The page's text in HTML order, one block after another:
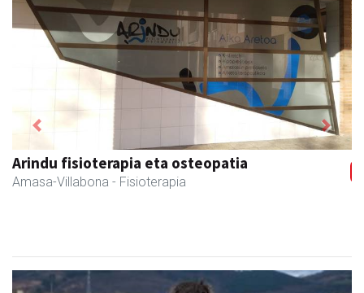
Arindu fisioterapia eta osteopatia
Amasa-Villabona - Fisioterapia
Previous Next